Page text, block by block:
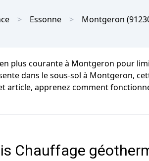
Essonne Montgeron
plus courante à Montgeron pour
dans le sous-sol à Montgeron,
article, apprenez comment
Chauffage